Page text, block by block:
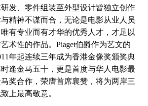
发、零件组装至外型设计皆独立创作
精神不谋而合，无论是电影从业人员
有专业而有才华的优秀人才，才足以
术性的作品。Piaget伯爵作为艺文的
年起连续三年成为香港金像奖颁奖典
逢金马五十，更是首度与华人电影最
奖合作，荣膺首席襄赞，将为两岸三
上最高敬意。